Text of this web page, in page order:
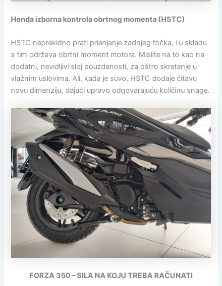
Honda izborna kontrola obrtnog momenta (HSTC)
HSTC neprekidno prati prianjanje zadnjeg točka, i u skladu
s tim održava obrtni moment motora. Mislite na to kao na
dodatni, nevidljivi sloj pouzdanosti, za oštro skretanje u
vlažnim uslovima. Ali, kada je suvo, HSTC dodaje čitavu
novu dimenziju, dajući upravo odgovarajuću količinu snage.
FORZA 350 – SILA NA KOJU TREBA RAČUNATI